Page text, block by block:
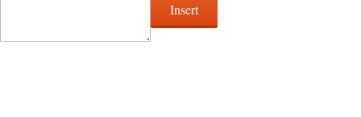
Insert